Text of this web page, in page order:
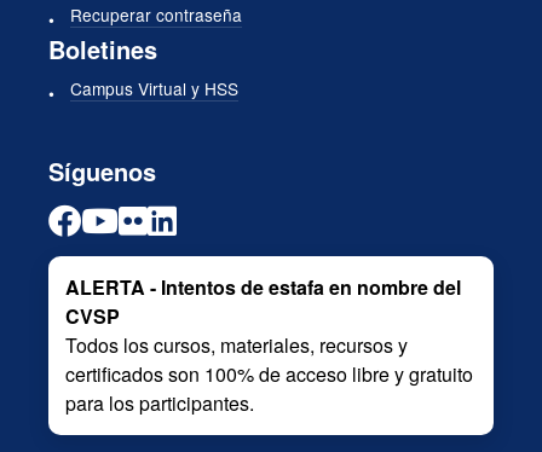
Recuperar contraseña
Boletines
Campus Virtual y HSS
Síguenos
ALERTA - Intentos de estafa en nombre del
CVSP
Todos los cursos, materiales, recursos y
certificados son 100% de acceso libre y gratuito
para los participantes.